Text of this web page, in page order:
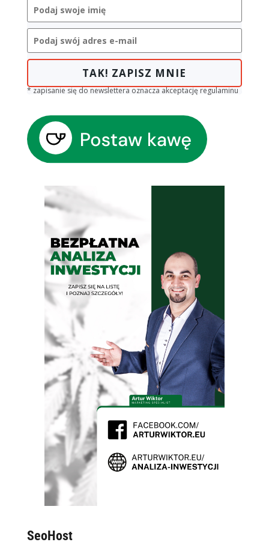
TAK! ZAPISZ MNIE
* zapisanie się do newslettera oznacza akceptację regulaminu
SeoHost